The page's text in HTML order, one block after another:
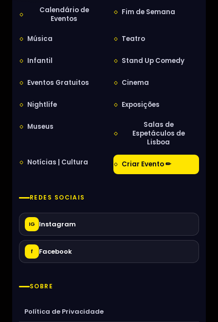
Calendário de
Eventos
Fim de Semana
Música Teatro
Infantil Stand Up Comedy
Eventos Gratuitos Cinema
Nightlife Exposições
Museus
Salas de
Espetáculos de
Lisboa
Notícias | Cultura Criar Evento ✏
REDES SOCIAIS
IG Instagram
f Facebook
SOBRE
Política de Privacidade